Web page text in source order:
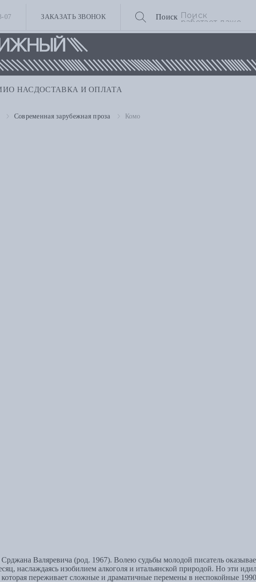
07 ЗАКАЗАТЬ ЗВОНОК Поиск
О НАС ДОСТАВКА И ОПЛАТА
Современная зарубежная проза Комо
Валяревича (род. 1967). Волею судьбы молодой писатель
наслаждаясь изобилием алкоголя и итальянской природой. Но эти
переживает сложные и драматичные перемены в неспокойные